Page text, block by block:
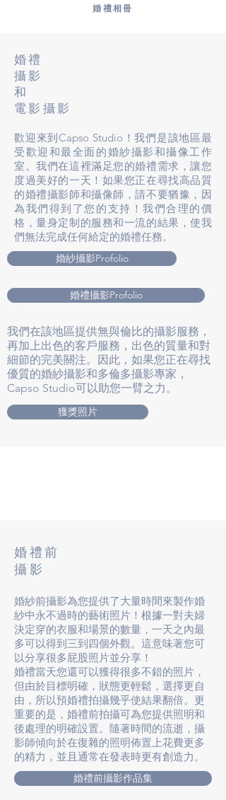
婚禮相冊
婚禮
攝影
和
電影攝影
歡迎來到Capso Studio！我們是該地區最
受歡迎和最全面的婚紗攝影和攝像工作
室。我們在這裡滿足您的婚禮需求，讓您
度過美好的一天！如果您正在尋找高品質
的婚禮攝影師和攝像師，請不要猶豫，因
為我們得到了您的支持！我們合理的價
格，量身定制的服務和一流的結果，使我
們無法完成任何給定的婚禮任務。
婚紗攝影Profolio
婚禮攝影Profolio
我們在該地區提供無與倫比的攝影服務，
再加上出色的客戶服務，出色的質量和對
細節的完美關注。因此，如果您正在尋找
優質的婚紗攝影和多倫多攝影專家，
Capso Studio可以助您一臂之力。
獲獎照片
婚禮前
攝影
婚紗前攝影為您提供了大量時間來製作婚
紗中永不過時的藝術照片！根據一對夫婦
決定穿的衣服和場景的數量，一天之內最
多可以得到三到四個外觀。這意味著您可
以分享很多屁股照片並分享！
婚禮當天您還可以獲得很多不錯的照片，
但由於目標明確，狀態更輕鬆，選擇更自
由，所以預婚禮拍攝幾乎使結果翻倍。更
重要的是，婚禮前拍攝可為您提供照明和
後處理的明確設置。隨著時間的流逝，攝
影師傾向於在復雜的照明佈置上花費更多
的精力，並且通常在發表時更有創造力。
婚禮前攝影作品集